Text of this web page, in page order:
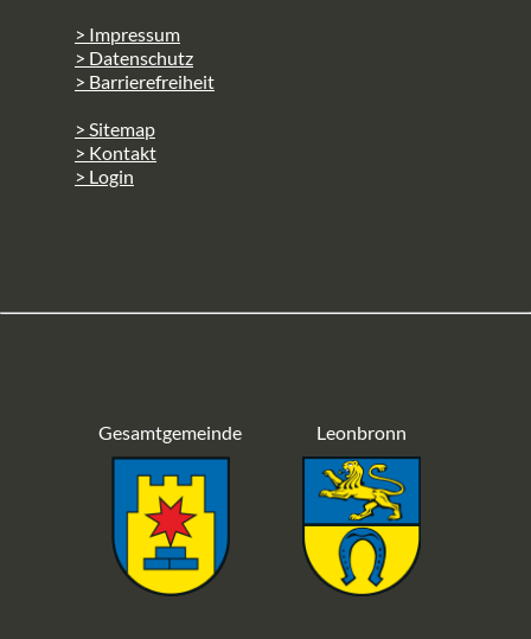
> Impressum
> Datenschutz
> Barrierefreiheit
> Sitemap
> Kontakt
> Login
Gesamtgemeinde Leonbronn